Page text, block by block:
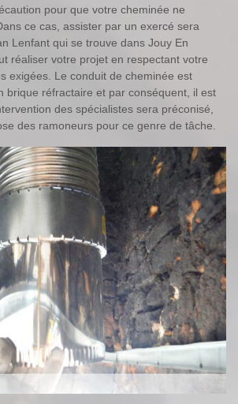
pour que votre cheminée ne
ce cas, assister par un exercé sera
Lenfant qui se trouve dans Jouy En
réaliser votre projet en respectant votre
exigées. Le conduit de cheminée est
brique réfractaire et par conséquent, il est
des spécialistes sera préconisé,
des ramoneurs pour ce genre de tâche.